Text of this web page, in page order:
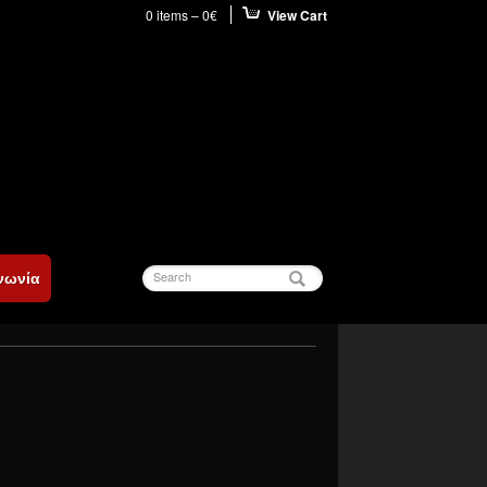
0 items –0€ View Cart
Search